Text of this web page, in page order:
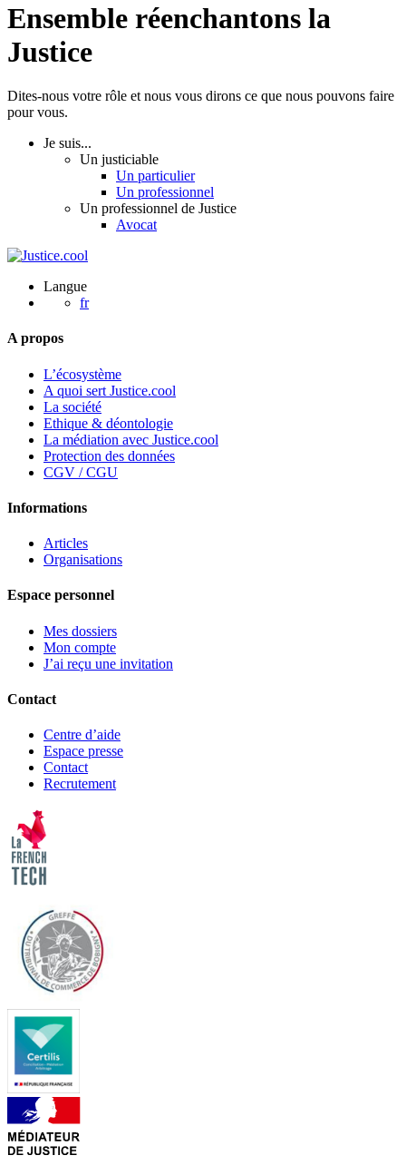
Ensemble réenchantons la
Justice
Dites-nous votre rôle et nous vous dirons ce que nous pouvons faire
pour vous.
Je suis...
Un justiciable
Un particulier
Un professionnel
Un professionnel de Justice
Avocat
Langue
fr
A propos
L’écosystème
A quoi sert Justice.cool
La société
Ethique & déontologie
La médiation avec Justice.cool
Protection des données
CGV / CGU
Informations
Articles
Organisations
Espace personnel
Mes dossiers
Mon compte
J’ai reçu une invitation
Contact
Centre d’aide
Espace presse
Contact
Recrutement